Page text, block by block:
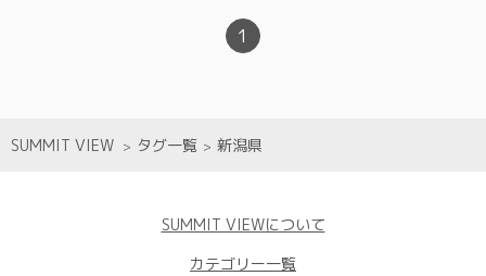
1
SUMMIT VIEW タグ一覧 新潟県
SUMMIT VIEWについて
カテゴリー一覧